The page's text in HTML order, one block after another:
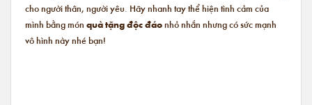
cho người thân, người yêu. Hãy nhanh tay thể hiện tình cảm của
mình bằng món quà tặng độc đáonhỏ nhắn nhưng có sức mạnh
vô hình này nhé bạn!